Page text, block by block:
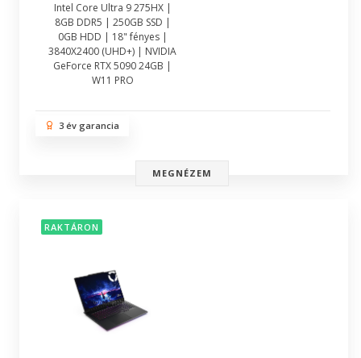
Intel Core Ultra 9 275HX |
8GB DDR5 | 250GB SSD |
0GB HDD | 18" fényes |
3840X2400 (UHD+) | NVIDIA
GeForce RTX 5090 24GB |
W11 PRO
3 év garancia
MEGNÉZEM
RAKTÁRON